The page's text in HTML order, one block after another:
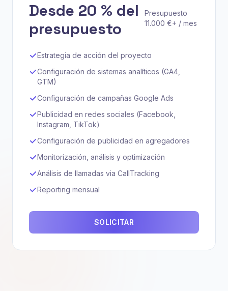
Desde 20 % del
presupuesto
Presupuesto
11.000 €+ / mes
Estrategia de acción del proyecto
Configuración de sistemas analíticos (GA4,
GTM)
Configuración de campañas Google Ads
Publicidad en redes sociales (Facebook,
Instagram, TikTok)
Configuración de publicidad en agregadores
Monitorización, análisis y optimización
Análisis de llamadas via CallTracking
Reporting mensual
SOLICITAR